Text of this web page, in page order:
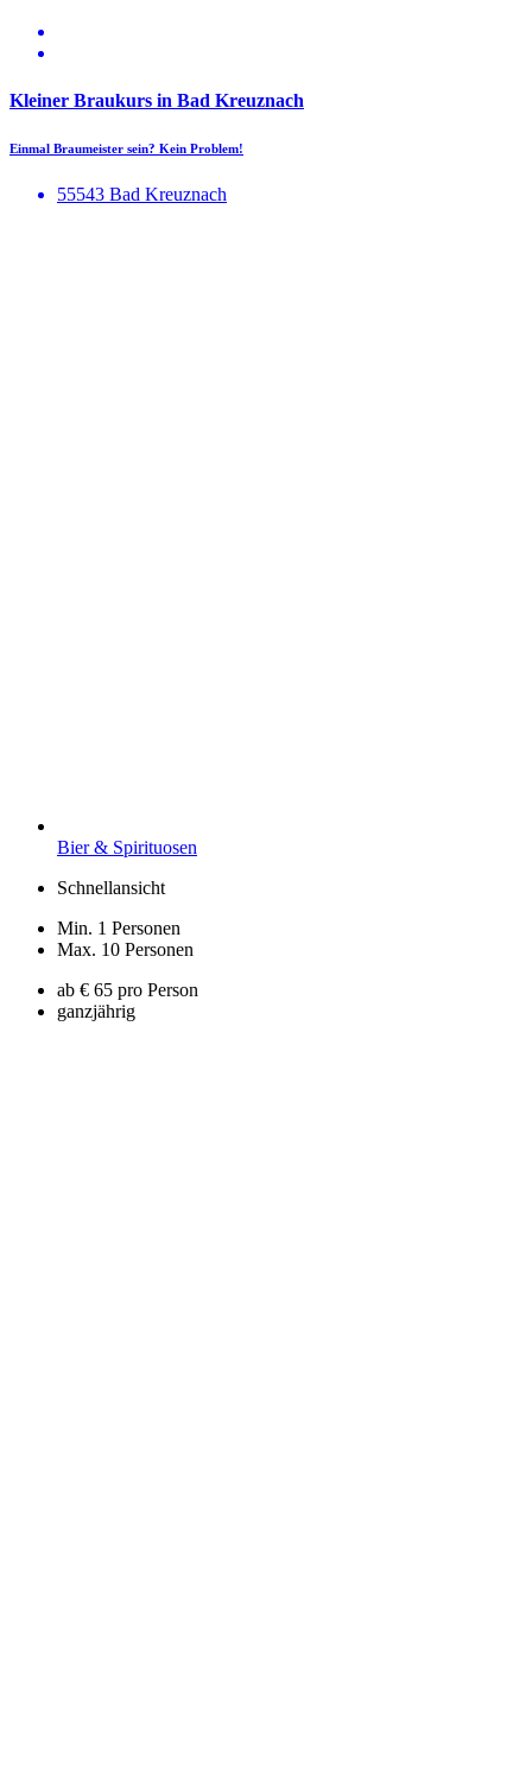
Kleiner Braukurs in Bad Kreuznach
Einmal Braumeister sein? Kein Problem!
55543 Bad Kreuznach
Bier & Spirituosen
Schnellansicht
Min. 1 Personen
Max. 10 Personen
ab € 65 pro Person
ganzjährig